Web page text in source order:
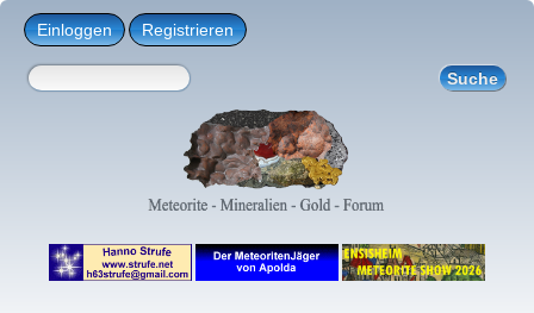
Einloggen Registrieren